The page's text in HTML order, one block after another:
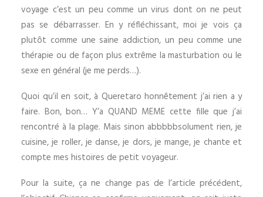
voyage c’est un peu comme un virus dont on ne peut
pas se débarrasser. En y réfléchissant, moi je vois ça
plutôt comme une saine addiction, un peu comme une
thérapie ou de façon plus extrême la masturbation ou le
sexe en général (je me perds…).
Quoi qu’il en soit, à Queretaro honnêtement j’ai rien a y
faire. Bon, bon… Y’a QUAND MEME cette fille que j’ai
rencontré à la plage. Mais sinon abbbbbsolument rien, je
cuisine, je roller, je danse, je dors, je mange, je chante et
compte mes histoires de petit voyageur.
Pour la suite, ça ne change pas de l’article précédent,